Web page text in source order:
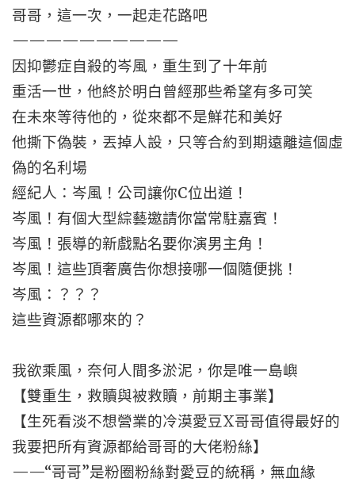
哥哥，這一次，一起走花路吧
——————————
因抑鬱症自殺的岑風，重生到了十年前
重活一世，他終於明白曾經那些希望有多可笑
在未來等待他的，從來都不是鮮花和美好
他撕下偽裝，丟掉人設，只等合約到期遠離這個虛
偽的名利場
經紀人：岑風！公司讓你C位出道！
岑風！有個大型綜藝邀請你當常駐嘉賓！
岑風！張導的新戲點名要你演男主角！
岑風！這些頂奢廣告你想接哪一個隨便挑！
岑風：？？？
這些資源都哪來的？
我欲乘風，奈何人間多淤泥，你是唯一島嶼
【雙重生，救贖與被救贖，前期主事業】
【生死看淡不想營業的冷漠愛豆X哥哥值得最好的
我要把所有資源都給哥哥的大佬粉絲】
——“哥哥”是粉圈粉絲對愛豆的統稱，無血緣